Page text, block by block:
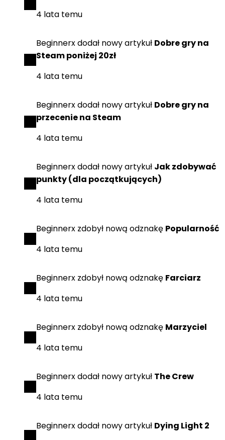
4 lata temu
Beginnerxdodał nowy artykuł Dobre gry na
Steam poniżej 20zł
4 lata temu
Beginnerxdodał nowy artykuł Dobre gry na
przecenie na Steam
4 lata temu
Beginnerxdodał nowy artykuł Jak zdobywać
punkty (dla początkujących)
4 lata temu
Beginnerx zdobył nową odznakę Popularność
4 lata temu
Beginnerx zdobył nową odznakę Farciarz
4 lata temu
Beginnerx zdobył nową odznakę Marzyciel
4 lata temu
Beginnerxdodał nowy artykuł The Crew
4 lata temu
Beginnerxdodał nowy artykuł Dying Light 2